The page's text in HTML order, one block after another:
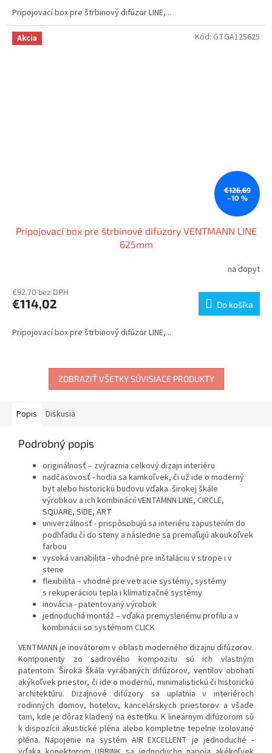
Pripojovací box pre štrbinový difúzor LINE,...
Akcia
€126,69
–10 %
Pripojovací box pre štrbinové difúzory VENTMANN LINE
625mm
na dopyt
€92,70 bez DPH
€114,02 Do košíka
Pripojovací box pre štrbinový difúzor LINE,...
Kód: GTGA125625
ZOBRAZIŤ VŠETKY SÚVISIACE PRODUKTY
Popis Diskusia
Podrobný popis
originálnosť – zvýraznia celkový dizajn interiéru
nadčasovosť - hodia sa kamkoľvek, či už ide o moderný
byt alebo historickú budovu vďaka širokej škále
výrobkov a ich kombinácií VENTAMNN LINE, CIRCLE,
SQUARE, SIDE, ART
univerzálnosť - prispôsobujú sa interiéru zapustením do
podhľadu či do steny a následne sa premaľujú akoukoľvek
farbou
vysoká variabilita - vhodné pre inštaláciu v strope i v
stene
flexibilita – vhodné pre vetracie systémy, systémy
s rekuperáciou tepla i klimatizačné systémy
inovácia - patentovaný výrobok
jednoduchá montáž – vďaka premyslenému profilu a v
kombinácii so systémom CLICK
VENTMANN je inovátorom v oblasti moderného dizajnu difúzorov.
Komponenty zo sadrového kompozitu sú ich vlastným
patentom. Široká škála vyrábaných difúzorov, ventilov obohatí
akýkoľvek priestor, či ide o modernú, minimalistickú či historickú
architektúru. Dizajnové difúzory sa uplatnia v interiéroch
rodinných domov, hotelov, kancelárskych priestorov a všade
tam, kde je dôraz kladený na estetiku. K lineárnym difúzorom sú
k dispozícii akustické pléna alebo kompletne tepelne izolované
pléna. Napojenie na systém AIR EXCELLENT je jednoduché -